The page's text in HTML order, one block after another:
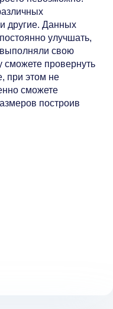
другие. Данных
улучшать,
свою
сможете провернуть
при этом не
сможете
построив